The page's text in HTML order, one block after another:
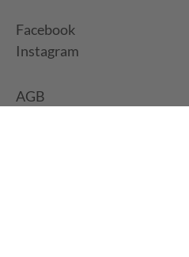
Facebook
Instagram
AGB